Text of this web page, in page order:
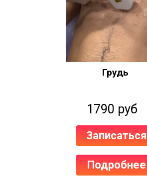
Грудь
1790 руб
Записаться
Подробнее